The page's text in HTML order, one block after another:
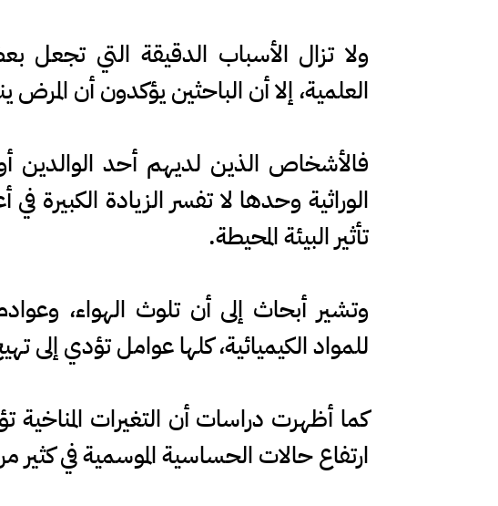
ولا تزال الأسباب الدقيقة التي
العلمية، إلا أن الباحثين يؤكدون أن
فالأشخاص الذين لديهم أحد الوالدين
الوراثية وحدها لا تفسر الزيادة الكبيرة
تأثير البيئة المحيطة.
وتشير أبحاث إلى أن تلوث الهواء،
للمواد الكيميائية، كلها عوامل تؤدي إلى
كما أظهرت دراسات أن التغيرات المناخية
ارتفاع حالات الحساسية الموسمية في كثير